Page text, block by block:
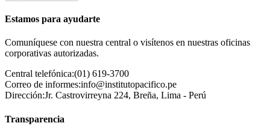
Estamos para ayudarte
Comuníquese con nuestra central o visítenos en nuestras oficinas
corporativas autorizadas.
Central telefónica:(01) 619-3700
Correo de informes:info@institutopacifico.pe
Dirección:Jr. Castrovirreyna 224, Breña, Lima - Perú
Transparencia